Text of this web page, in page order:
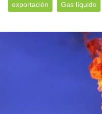
exportación Gas líquido